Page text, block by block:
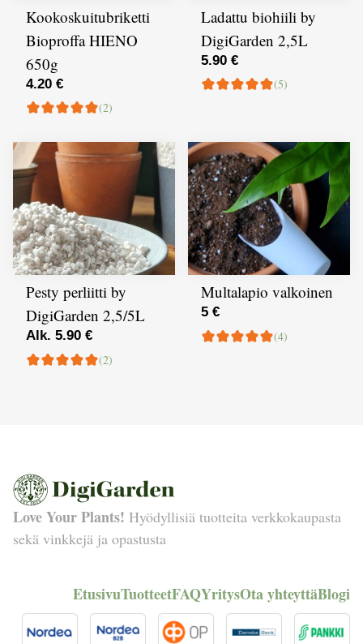
Kookoskuitubriketti
Bioproffa HIENO
650g
4.20 €
(2)
Ladattu biohiili by
DigiGarden 2,5L
5.90 €
(5)
Pesty perliitti by
DigiGarden 2,5/5L
Alk. 5.90 €
(2)
Multalapio valkoinen
5 €
(4)
Love Your Plants! Hyödyllisiä tuotteita verkkokaupasta
sekä vinkkejä ja opastusta
EtusivuTuotteetFAQYritysOta yhteyttäBlogi